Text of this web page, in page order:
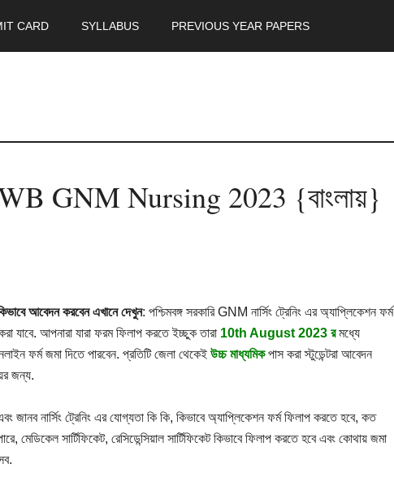
CARD SYLLABUS PREVIOUS YEAR PAPERS
GNM Nursing 2023 {বাংলায়}
আবেদন করবেন এখানে দেখুন: পশ্চিমবঙ্গ সরকারিGNM নার্সিং ট্রেনিং এর অ্যাপ্লিকেশন ফর্ম
যাবে. আপনারা যারা ফরম ফিলাপ করতে ইচ্ছুক তারা 10th August 2023 র মধ্যে
ফর্ম জমা দিতে পারবেন. প্রতিটি জেলা থেকেই উচ্চ মাধ্যমিক পাস করা স্টুডেন্টরা আবেদন
জন্য.
জানব নার্সিং ট্রেনিং এর যোগ্যতা কি কি, কিভাবে অ্যাপ্লিকেশন ফর্ম ফিলাপ করতে হবে, কত
, মেডিকেল সার্টিফিকেট, রেসিডেন্সিয়াল সার্টিফিকেট কিভাবে ফিলাপ করতে হবে এবং কোথায় জমা
.